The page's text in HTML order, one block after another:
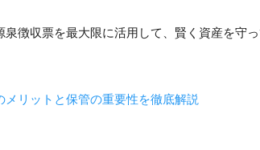
徴収票を最大限に活用して、賢く資産を守っ
リットと保管の重要性を徹底解説